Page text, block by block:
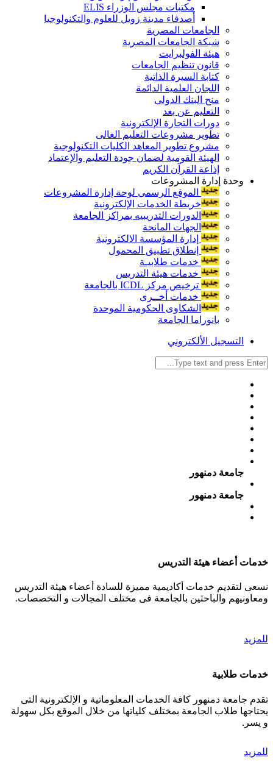
مكتبات مجلس الوزراء ELIS
أصدقاء مدينة زويل للعلوم والتكنولوجيا
الجامعات المصرية
شبكة الجامعات المصرية
هيئة الفولبرايت
قانون تنظيم الجامعات
كتابة السيرة الذاتية
اللجان العلمية الدائمة
منح البنك الدولى
التعليم عن بعد
دورات التجارة الإلكترونية
تطوير مشروعات التعليم العالى
مشروع تطوير المعاهد الكليات التكنولوجية
الهيئة القومية لضمان جودة التعليم والإعتماد
إذاعة القرآن الكريم
وحدة إدارة المشروعات
الموقع الرسمى لوحة إدارة المشروعات
خريطة الخدمات الإلكترونية
الدورات التدريبيه بمراكز الجامعة
الجهات المانحة
إدارة المؤسسة الالكترونية
إنطلاق تطبيق المحمول
خدمات طلابيـة
خدمات هيئة التدريس
ترخيص مركز ICDL بالجامعة
خدمات أخــرى
الشكاوى الحكومية الموحدة
بانوراما الجامعة
التسجيل الألكتروني
جامعة دمنهور
جامعة دمنهور
خدمات أعضاء هيئة التدريس
نسعى لتقديم خدمات أكاديمية مميزة للسادة أعضاء هيئة التدريس
ومعاونيهم والباحثين بالجامعة فى مختلف المجالات و التخصصات.
للمزيد
خدمات طلابية
تقدم جامعة دمنهور كافة الخدمات المعلوماتية و الإلكترونية التى
يحتاجها طلاب الجامعة بمختلف كلياتها من خلال الموقع بكل سهولة
و يسر.
للمزيد